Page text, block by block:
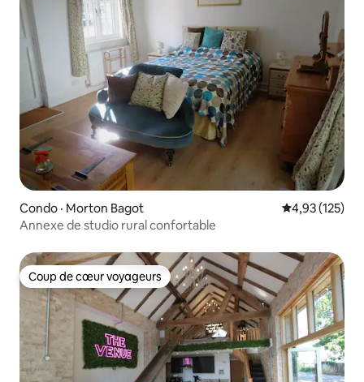
Condo · Morton Bagot Note
4,93 (125)
Annexe de studio rural confortable
Coup de cœur voyageurs
Coup de cœur voyageurs